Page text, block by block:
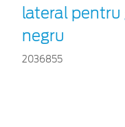
lateral pentru
negru
2036855